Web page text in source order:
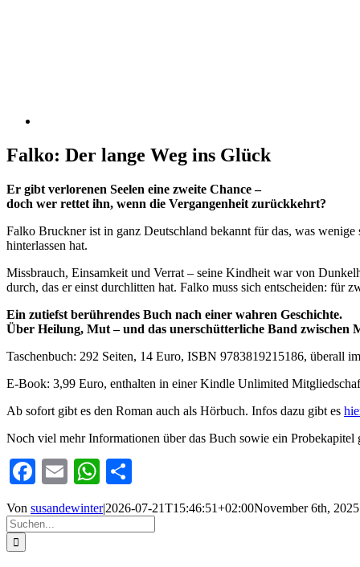
Falko: Der lange Weg ins Glück
Er gibt verlorenen Seelen eine zweite Chance –
doch wer rettet ihn, wenn die Vergangenheit zurückkehrt?
Falko Bruckner ist in ganz Deutschland bekannt für das, was
hinterlassen hat.
Missbrauch, Einsamkeit und Verrat – seine Kindheit war von
durch, das er einst durchlitten hat. Falko muss sich entscheiden: für
Ein zutiefst berührendes Buch nach einer wahren Geschichte.
Über Heilung, Mut – und das unerschütterliche Band
Taschenbuch: 292 Seiten, 14 Euro, ISBN 9783819215186, überall
E-Book: 3,99 Euro, enthalten in einer Kindle Unlimited
Ab sofort gibt es den Roman auch als Hörbuch. Infos dazu gibt es
Noch viel mehr Informationen über das Buch sowie ein Probekapitel
Facebook
EmailWhatsApp
Von susandewinter|2026-07-21T15:46:51+02:00November 6th, 2025
Suche
nach: